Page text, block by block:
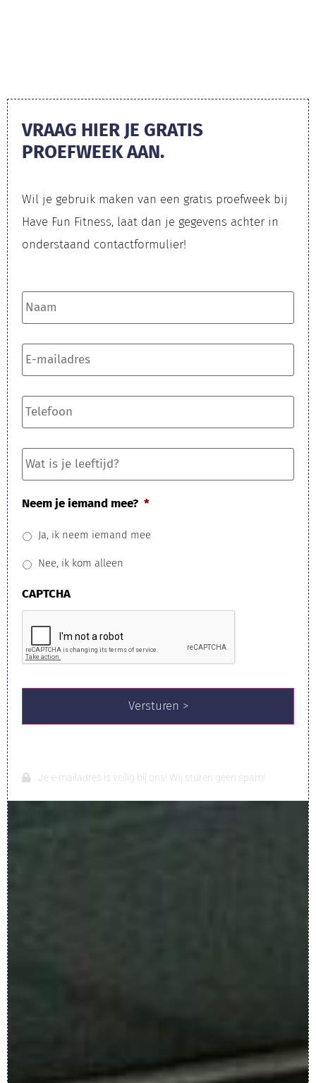
VRAAG HIER JE GRATIS
PROEFWEEK AAN.
Wil je gebruik maken van een gratis proefweek bij
Have Fun Fitness, laat dan je gegevens achter in
onderstaand contactformulier!​
Naam *
E-
mailadres *
Telefoon *
Wat
is
je
Neem je iemand mee? *
Ja, ik neem iemand mee
Nee, ik kom alleen
CAPTCHA
Je e-mailadres is veilig bij ons! Wij sturen geen spam!